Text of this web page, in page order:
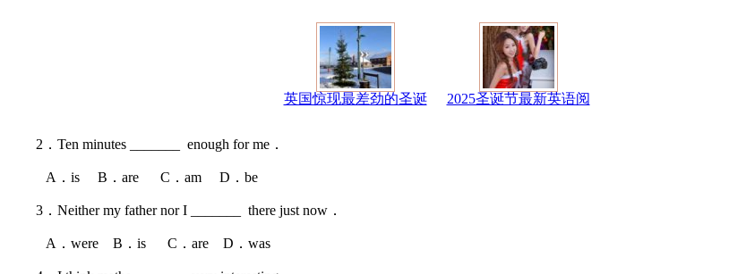
英国惊现最差劲的圣诞 2025圣诞节最新英语阅
2．Ten minutes _______ enough for me．
A．is B．are C．am D．be
3．Neither my father nor I _______ there just now．
A．were B．is C．are D．was